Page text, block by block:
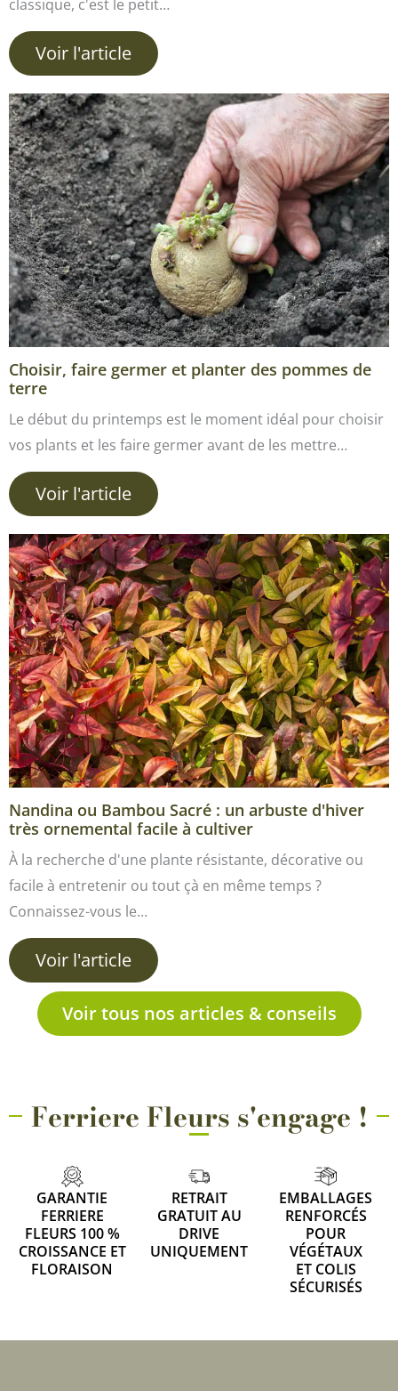
classique, c'est le petit…
Voir l'article
Choisir, faire germer et planter des pommes de
terre
Le début du printemps est le moment idéal pour choisir
vos plants et les faire germer avant de les mettre…
Voir l'article
Nandina ou Bambou Sacré : un arbuste d'hiver
très ornemental facile à cultiver
À la recherche d'une plante résistante, décorative ou
facile à entretenir ou tout çà en même temps ?
Connaissez-vous le…
Voir l'article
Voir tous nos articles & conseils
Ferriere Fleurs s'engage !
GARANTIE
FERRIERE
FLEURS 100 %
CROISSANCE ET
FLORAISON
RETRAIT
GRATUIT AU
DRIVE
UNIQUEMENT
EMBALLAGES
RENFORCÉS
POUR
VÉGÉTAUX
ET COLIS
SÉCURISÉS